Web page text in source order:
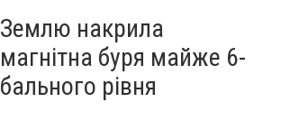
Землю накрила
магнітна буря майже 6-
бального рівня